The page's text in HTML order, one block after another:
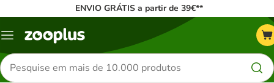
ENVIO GRÁTIS a partir de 39€**
Menu
Pesquisar
produtos